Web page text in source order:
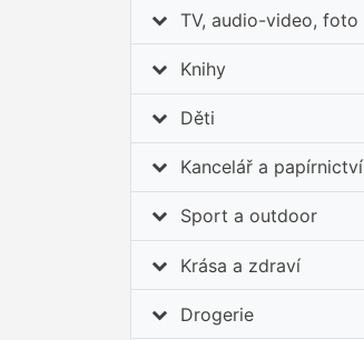
TV, audio-video, foto
Knihy
Děti
Kancelář a papírnictví
Sport a outdoor
Krása a zdraví
Drogerie